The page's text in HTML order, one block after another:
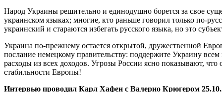
Народ Украины решительно и единодушно борется за свое
украинском языках; многие, кто раньше говорил только по-
украинский и стараются избегать русского языка, но это
Украина по-прежнему остается открытой, дружественной
послание немецкому правительству: поддержите Украину
расходы из всех доходов. Угрозы России ясно показывают,
стабильности Европы!
Интервью проводил Карл Хафен с Валерио Крюгером